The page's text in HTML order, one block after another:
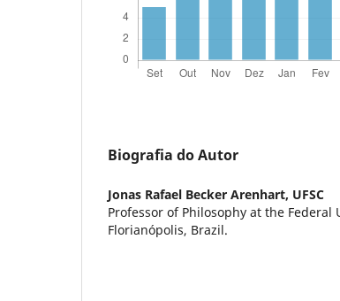
Biografia do Autor
Jonas Rafael Becker Arenhart, UFSC
Professor of Philosophy at the Federal
Florianópolis, Brazil.